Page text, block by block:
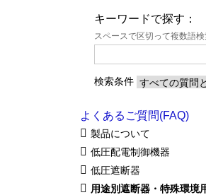
キーワードで探す：
スペースで区切って複数語
検索条件
よくあるご質問(FAQ)
製品について
低圧配電制御機器
低圧遮断器
用途別遮断器・特殊環境